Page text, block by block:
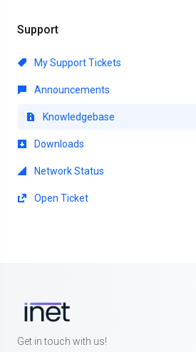
Support
My Support Tickets
Announcements
Knowledgebase
Downloads
Network Status
Open Ticket
Get in touch with us!